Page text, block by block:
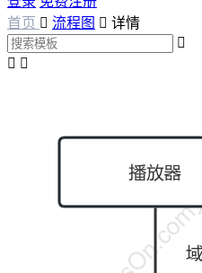
首页  流程图  详情

 